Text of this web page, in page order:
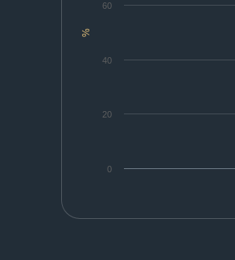
%
0
20
40
60